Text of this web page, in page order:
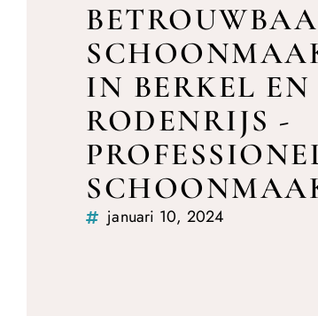
IN BERKEL EN
RODENRIJS -
januari 10, 2024